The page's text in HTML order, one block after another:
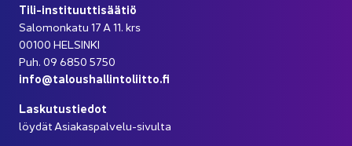
Tili-​instituuttisäätiö
Sa­lo­mon­ka­tu 17 A 11. krs
00100 HEL­SIN­KI
Puh. 09 6850 5750
info@ta­lous­hal­lin­to­liit­to.fi
Las­ku­tus­tie­dot
löy­dät Asiakaspalvelu-​sivulta